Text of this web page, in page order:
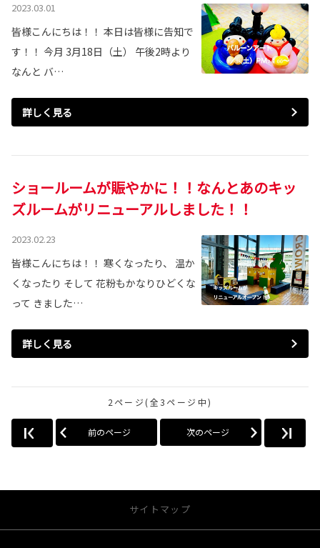
2023.03.01
皆様こんにちは！！ 本日は皆様に告知で
す！！ 今月 3月18日（土） 午後2時より
なんと バ…
詳しく見る
ショールームが賑やかに！！なんとあのキッ
ズルームがリニューアルしました！！
2023.02.23
皆様こんにちは！！ 寒くなったり、 温か
くなったり そして 花粉もかなりひどくな
って きました…
詳しく見る
2ページ(全3ページ中)
前のページ 次のページ
サイトマップ